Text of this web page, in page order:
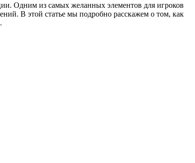
Одним из самых желанных элементов для игроков
В этой статье мы подробно расскажем о том, как